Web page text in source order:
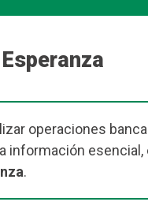
operaciones
información
.